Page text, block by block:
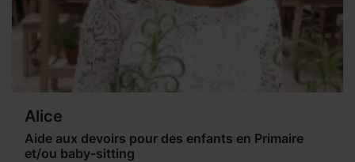
Alice
Aide aux devoirs pour des enfants en Primaire
et/ou baby-sitting